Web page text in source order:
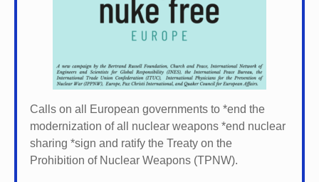
Calls on all European governments to *end the
modernization of all nuclear weapons *end nuclear
sharing *sign and ratify the Treaty on the
Prohibition of Nuclear Weapons (TPNW).